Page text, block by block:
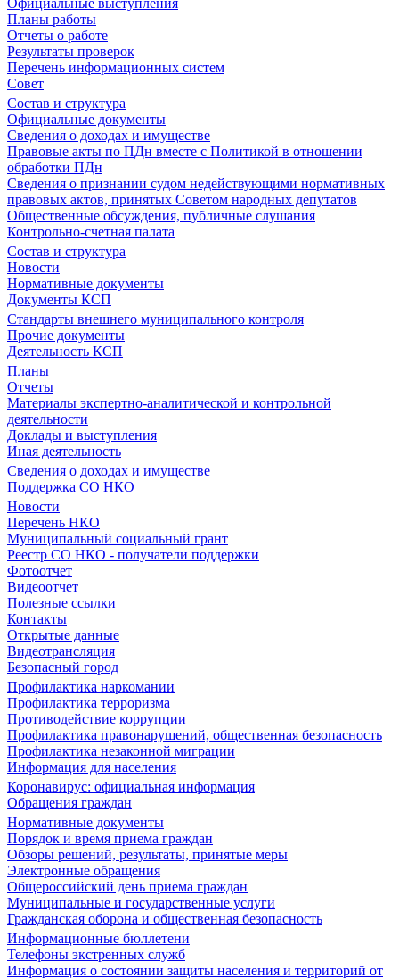
Официальные выступления
Планы работы
Отчеты о работе
Результаты проверок
Перечень информационных систем
Совет
Состав и структура
Официальные документы
Сведения о доходах и имуществе
Правовые акты по ПДн вместе с Политикой в отношении
обработки ПДн
Сведения о признании судом недействующими нормативных
правовых актов, принятых Советом народных депутатов
Общественные обсуждения, публичные слушания
Контрольно-счетная палата
Состав и структура
Новости
Нормативные документы
Документы КСП
Стандарты внешнего муниципального контроля
Прочие документы
Деятельность КСП
Планы
Отчеты
Материалы экспертно-аналитической и контрольной
деятельности
Доклады и выступления
Иная деятельность
Сведения о доходах и имуществе
Поддержка СО НКО
Новости
Перечень НКО
Муниципальный социальный грант
Реестр СО НКО - получатели поддержки
Фотоотчет
Видеоотчет
Полезные ссылки
Контакты
Открытые данные
Видеотрансляция
Безопасный город
Профилактика наркомании
Профилактика терроризма
Противодействие коррупции
Профилактика правонарушений, общественная безопасность
Профилактика незаконной миграции
Информация для населения
Коронавирус: официальная информация
Обращения граждан
Нормативные документы
Порядок и время приема граждан
Обзоры решений, результаты, принятые меры
Электронные обращения
Общероссийский день приема граждан
Муниципальные и государственные услуги
Гражданская оборона и общественная безопасность
Информационные бюллетени
Телефоны экстренных служб
Информация о состоянии защиты населения и территорий от